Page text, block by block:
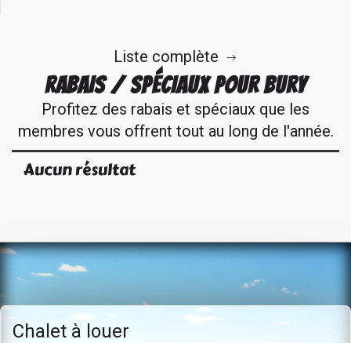
Liste complète
RABAIS / SPÉCIAUX POUR BURY
Profitez des rabais et spéciaux que les
membres vous offrent tout au long de l'année.
Aucun résultat
Chalet à louer